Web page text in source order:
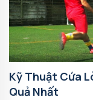
Kỹ Thuật Cứa
Quả Nhất